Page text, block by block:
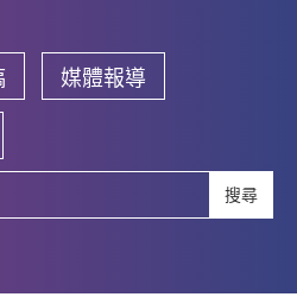
媒體報導
搜尋